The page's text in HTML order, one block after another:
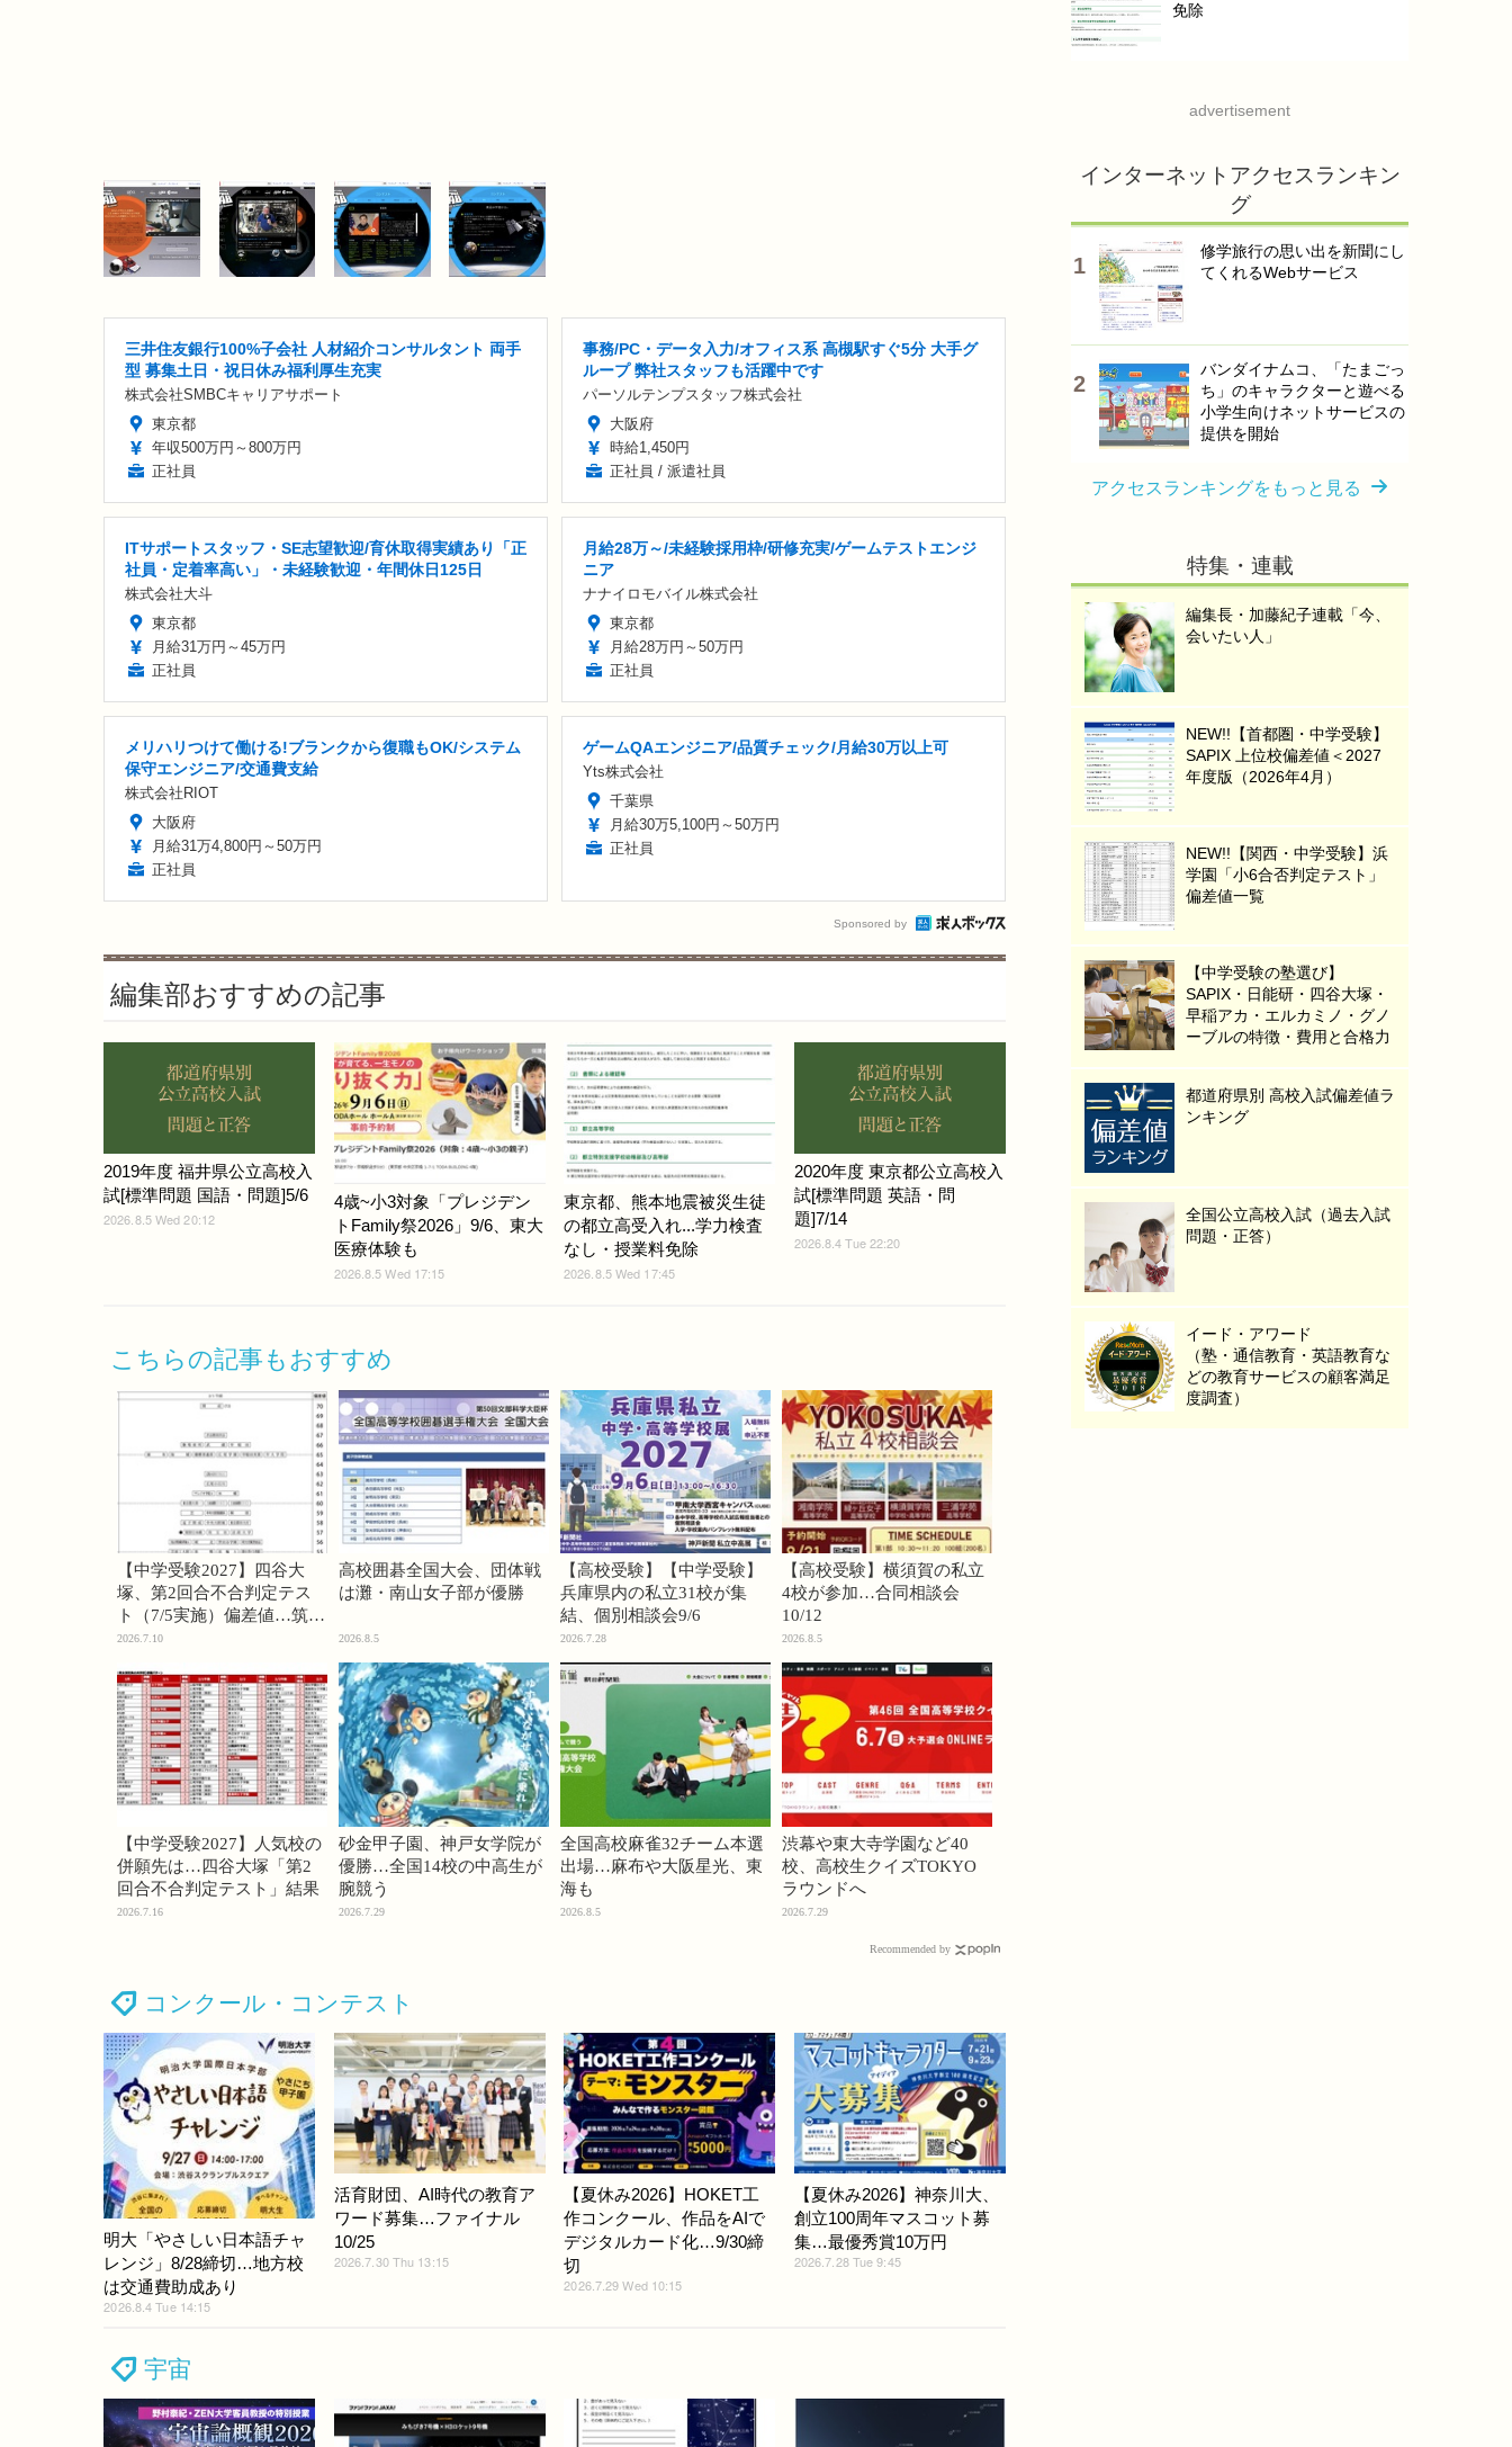
三井住友銀行100%子会社 人材紹介コンサルタント 両手
型 募集土日・祝日休み福利厚生充実
株式会社SMBCキャリアサポート
東京都
年収500万円～800万円
正社員
事務/PC・データ入力/オフィス系 高槻駅すぐ5分 大手グ
ループ 弊社スタッフも活躍中です
パーソルテンプスタッフ株式会社
大阪府
時給1,450円
正社員 / 派遣社員
ITサポートスタッフ・SE志望歓迎/育休取得実績あり「正
社員・定着率高い」・未経験歓迎・年間休日125日
株式会社大斗
東京都
月給31万円～45万円
正社員
月給28万～/未経験採用枠/研修充実/ゲームテストエンジ
ニア
ナナイロモバイル株式会社
東京都
月給28万円～50万円
正社員
メリハリつけて働ける!ブランクから復職もOK/システム
保守エンジニア/交通費支給
株式会社RIOT
大阪府
月給31万4,800円～50万円
正社員
ゲームQAエンジニア/品質チェック/月給30万以上可
Yts株式会社
千葉県
月給30万5,100円～50万円
正社員
Sponsored by
編集部おすすめの記事
2019年度 福井県公立高校入
試[標準問題 国語・問題]5/6
2026.8.5 Wed 20:12
4歳~小3対象「プレジデン
トFamily祭2026」9/6、東大
医療体験も
2026.8.5 Wed 17:15
東京都、熊本地震被災生徒
の都立高受入れ...学力検査
なし・授業料免除
2026.8.5 Wed 17:45
2020年度 東京都公立高校入
試[標準問題 英語・問
題]7/14
2026.8.4 Tue 22:20
こちらの記事もおすすめ
【中学受験2027】四谷大
塚、第2回合不合判定テス
ト（7/5実施）偏差値…筑駒
74・桜蔭70＜PR＞
2026.7.10
高校囲碁全国大会、団体戦
は灘・南山女子部が優勝
2026.8.5
【高校受験】【中学受験】
兵庫県内の私立31校が集
結、個別相談会9/6
2026.7.28
【高校受験】横須賀の私立
4校が参加…合同相談会
10/12
2026.8.5
【中学受験2027】人気校の
併願先は…四谷大塚「第2
回合不合判定テスト」結果
2026.7.16
砂金甲子園、神戸女学院が
優勝…全国14校の中高生が
腕競う
2026.7.29
全国高校麻雀32チーム本選
出場…麻布や大阪星光、東
海も
2026.8.5
渋幕や東大寺学園など40
校、高校生クイズTOKYO
ラウンドへ
2026.7.29
Recommended by
コンクール・コンテスト
明大「やさしい日本語チャ
レンジ」8/28締切…地方校
は交通費助成あり
2026.8.4 Tue 14:15
活育財団、AI時代の教育ア
ワード募集…ファイナル
10/25
2026.7.30 Thu 13:15
【夏休み2026】HOKET工
作コンクール、作品をAIで
デジタルカード化…9/30締
切
2026.7.29 Wed 10:15
【夏休み2026】神奈川大、
創立100周年マスコット募
集…最優秀賞10万円
2026.7.28 Tue 9:45
宇宙
免除
advertisement
インターネットアクセスランキン
グ
修学旅行の思い出を新聞にし
てくれるWebサービス
バンダイナムコ、「たまごっ
ち」のキャラクターと遊べる
小学生向けネットサービスの
提供を開始
アクセスランキングをもっと見る
特集・連載
編集長・加藤紀子連載「今、
会いたい人」
NEW!!【首都圏・中学受験】
SAPIX 上位校偏差値＜2027
年度版（2026年4月）
NEW!!【関西・中学受験】浜
学園「小6合否判定テスト」
偏差値一覧
【中学受験の塾選び】
SAPIX・日能研・四谷大塚・
早稲アカ・エルカミノ・グノ
ーブルの特徴・費用と合格力
都道府県別 高校入試偏差値ラ
ンキング
全国公立高校入試（過去入試
問題・正答）
イード・アワード
（塾・通信教育・英語教育な
どの教育サービスの顧客満足
度調査）